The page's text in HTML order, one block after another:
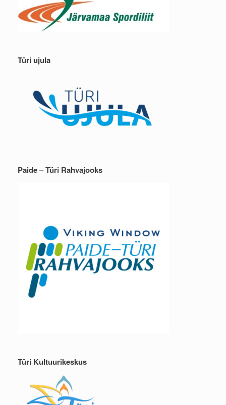
Türi ujula
Paide – Türi Rahvajooks
Türi Kultuurikeskus